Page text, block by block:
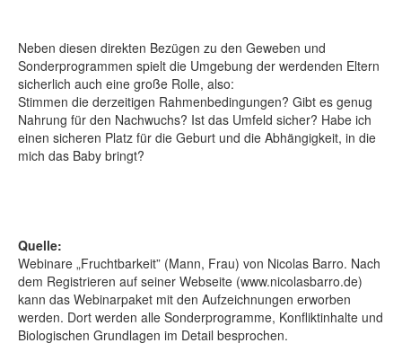
Neben diesen direkten Bezügen zu den Geweben und
Sonderprogrammen spielt die Umgebung der werdenden Eltern
sicherlich auch eine große Rolle, also:
Stimmen die derzeitigen Rahmenbedingungen? Gibt es genug
Nahrung für den Nachwuchs? Ist das Umfeld sicher? Habe ich
einen sicheren Platz für die Geburt und die Abhängigkeit, in die
mich das Baby bringt?
Quelle:
Webinare „Fruchtbarkeit” (Mann, Frau) von Nicolas Barro. Nach
dem Registrieren auf seiner Webseite (www.nicolasbarro.de)
kann das Webinarpaket mit den Aufzeichnungen erworben
werden. Dort werden alle Sonderprogramme, Konfliktinhalte und
Biologischen Grundlagen im Detail besprochen.